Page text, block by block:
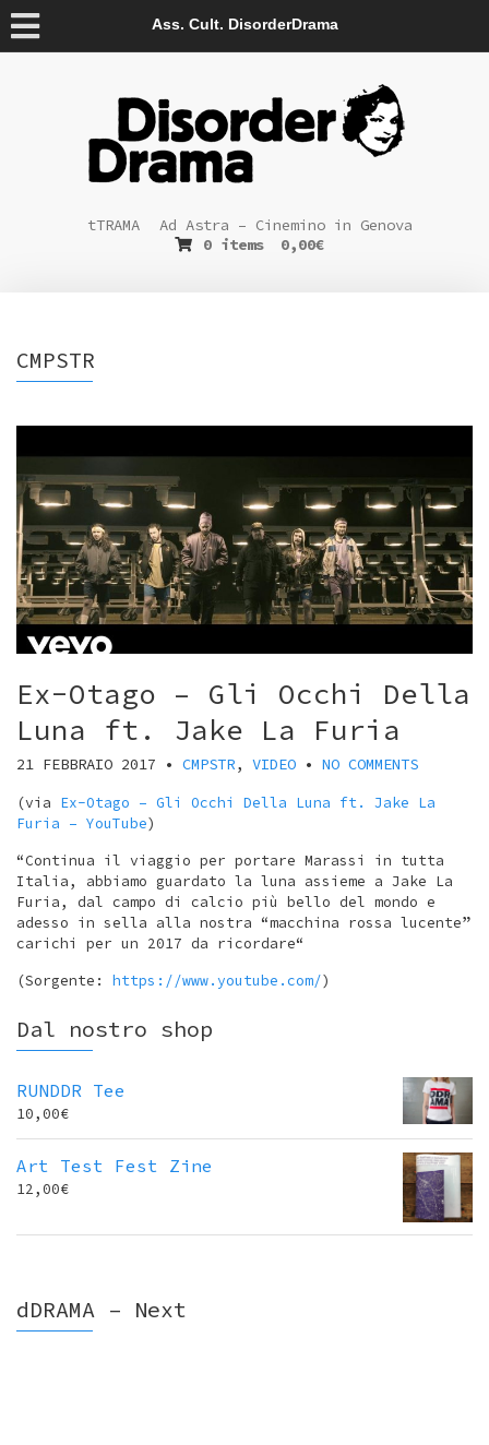
Ass. Cult. DisorderDrama
tTRAMA
Ad Astra – Cinemino in Genova
0 items
0,00€
CMPSTR
Ex-Otago – Gli Occhi Della
Luna ft. Jake La Furia
21 FEBBRAIO 2017 • CMPSTR, VIDEO • NO COMMENTS
(via Ex-Otago – Gli Occhi Della Luna ft. Jake La
Furia – YouTube)
“Continua il viaggio per portare Marassi in tutta
Italia, abbiamo guardato la luna assieme a Jake La
Furia, dal campo di calcio più bello del mondo e
adesso in sella alla nostra “macchina rossa lucente”
carichi per un 2017 da ricordare“
(Sorgente: https://www.youtube.com/)
Dal nostro shop
RUNDDR Tee
10,00€
Art Test Fest Zine
12,00€
dDRAMA – Next